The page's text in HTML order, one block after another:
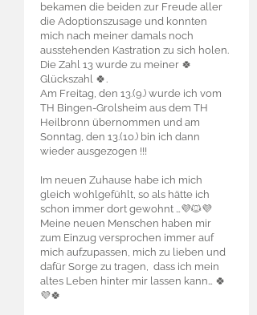
bekamen die beiden zur Freude aller
die Adoptionszusage und konnten
mich nach meiner damals noch
ausstehenden Kastration zu sich holen.
Die Zahl 13 wurde zu meiner 🍀
Glückszahl 🍀.
Am Freitag, den 13.(9.) wurde ich vom
TH Bingen-Grolsheim aus dem TH
Heilbronn übernommen und am
Sonntag, den 13.(10.) bin ich dann
wieder ausgezogen !!!
Im neuen Zuhause habe ich mich
gleich wohlgefühlt, so als hätte ich
schon immer dort gewohnt …💜🐱💜
Meine neuen Menschen haben mir
zum Einzug versprochen immer auf
mich aufzupassen, mich zu lieben und
dafür Sorge zu tragen, dass ich mein
altes Leben hinter mir lassen kann… 🍀
💜🍀